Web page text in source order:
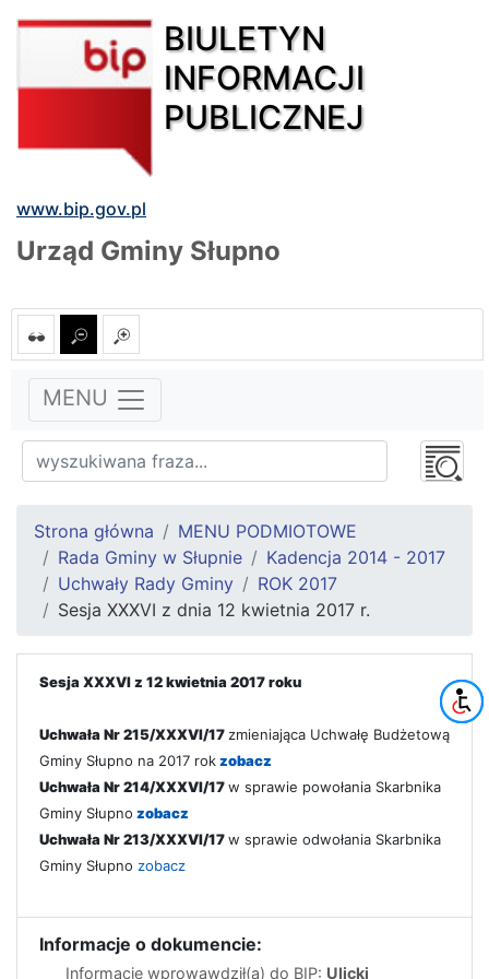
BIULETYN
INFORMACJI
PUBLICZNEJ
www.bip.gov.pl
Urząd Gminy Słupno
MENU
Strona główna
MENU PODMIOTOWE
Rada Gminy w Słupnie
Kadencja 2014 - 2017
Uchwały Rady Gminy
ROK 2017
Sesja XXXVI z dnia 12 kwietnia 2017 r.
Sesja XXXVI z 12 kwietnia 2017 roku
Uchwała Nr 215/XXXVI/17 zmieniająca Uchwałę Budżetową
Gminy Słupno na 2017 rokzobacz
Uchwała Nr 214/XXXVI/17w sprawie powołania Skarbnika
Gminy Słupno zobacz
Uchwała Nr 213/XXXVI/17w sprawie odwołania Skarbnika
Gminy Słupno zobacz
Informacje o dokumencie:
Informację wprowawdził(a) do BIP: Ulicki